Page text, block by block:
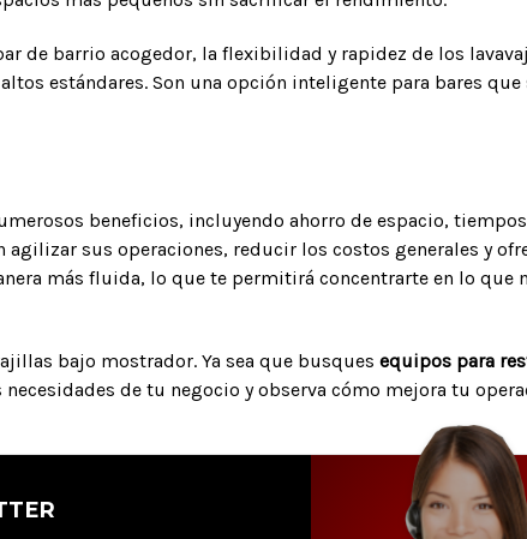
de barrio acogedor, la flexibilidad y rapidez de los
estándares. Son una opción inteligente para bares que
beneficios, incluyendo ahorro de espacio,
sus operaciones, reducir los costos generales y
más fluida, lo que te permitirá concentrarte en lo que
bajo mostrador. Ya sea que busques equipos para
de tu negocio y observa cómo mejora tu